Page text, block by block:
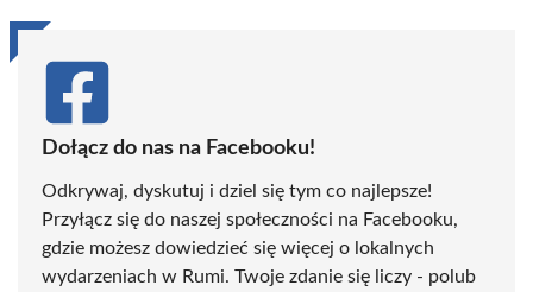
Dołącz do nas na Facebooku!
Odkrywaj, dyskutuj i dziel się tym co najlepsze!
Przyłącz się do naszej społeczności na Facebooku,
gdzie możesz dowiedzieć się więcej o lokalnych
wydarzeniach w Rumi. Twoje zdanie się liczy - polub